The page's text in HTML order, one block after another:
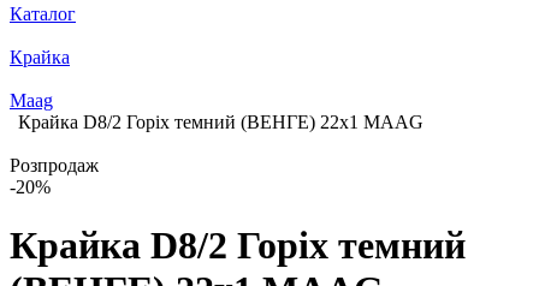
Каталог
Крайка
Maag
Крайка D8/2 Горіх темний (ВЕНГЕ) 22х1 MAАG
Розпродаж
-20%
Крайка D8/2 Горіх темний